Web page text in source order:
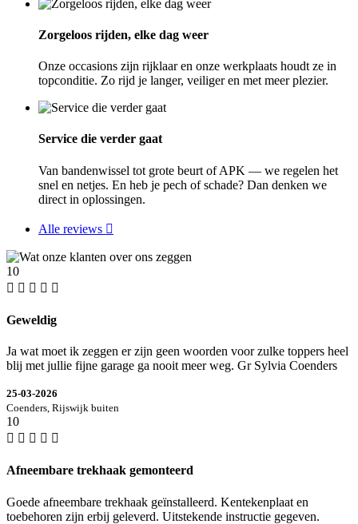
Zorgeloos rijden, elke dag weer
Onze occasions zijn rijklaar en onze werkplaats houdt ze in
topconditie. Zo rijd je langer, veiliger en met meer plezier.
Service die verder gaat
Van bandenwissel tot grote beurt of APK — we regelen het
snel en netjes. En heb je pech of schade? Dan denken we
direct in oplossingen.
Alle reviews
10
Geweldig
Ja wat moet ik zeggen er zijn geen woorden voor zulke toppers heel
blij met jullie fijne garage ga nooit meer weg. Gr Sylvia Coenders
25-03-2026
Coenders, Rijswijk buiten
10
Afneembare trekhaak gemonteerd
Goede afneembare trekhaak geïnstalleerd. Kentekenplaat en
toebehoren zijn erbij geleverd. Uitstekende instructie gegeven.